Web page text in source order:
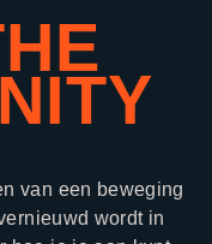
van een beweging
wordt in